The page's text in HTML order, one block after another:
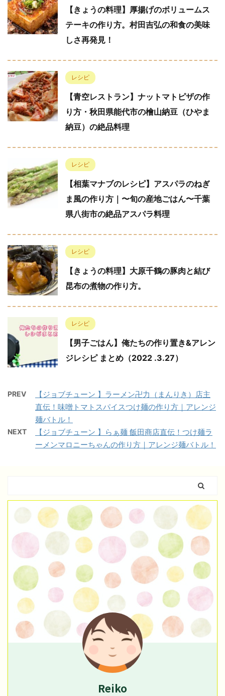
【きょうの料理】厚揚げのボリュームス
テーキの作り方。村田吉弘の和食の美味
しさ再発見！
レシピ
【青空レストラン】ナットマトピザの作
り方・秋田県能代市の檜山納豆（ひやま
納豆）の絶品料理
レシピ
【相葉マナブのレシピ】アスパラのねぎ
ま風の作り方｜〜旬の産地ごはん〜千葉
県八街市の絶品アスパラ料理
レシピ
【きょうの料理】大原千鶴の豚肉と結び
昆布の煮物の作り方。
レシピ
【男子ごはん】俺たちの作り置き&アレン
ジレシピ まとめ（2022 .3.27）
PREV
【ジョブチューン 】ラーメン卍力（まんりき）店主
直伝！味噌トマトスパイスつけ麺の作り方｜アレンジ
麺バトル！
NEXT
【ジョブチューン 】らぁ麺 飯田商店直伝！つけ麺ラ
ーメンマロニーちゃんの作り方｜アレンジ麺バトル！
Reiko